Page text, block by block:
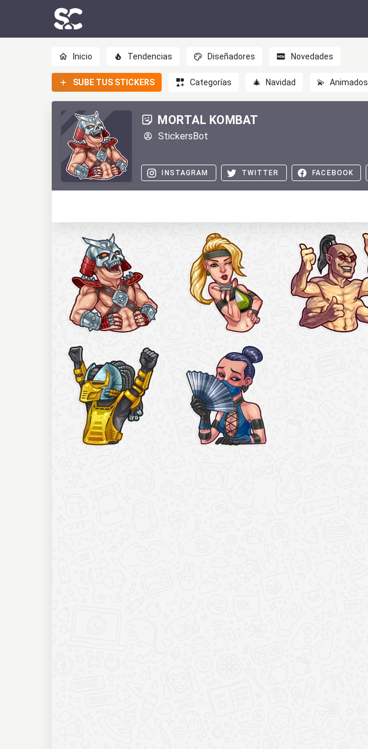
Inicio Tendencias Diseñadores Novedades
SUBE TUS STICKERS Categorías 🎄 Navidad 💫 Animados
MORTAL KOMBAT
StickersBot
INSTAGRAM TWITTER FACEBOOK